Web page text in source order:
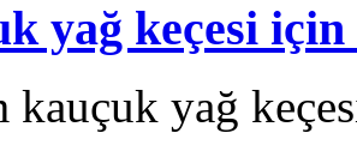
yağ keçesi için
kauçuk yağ